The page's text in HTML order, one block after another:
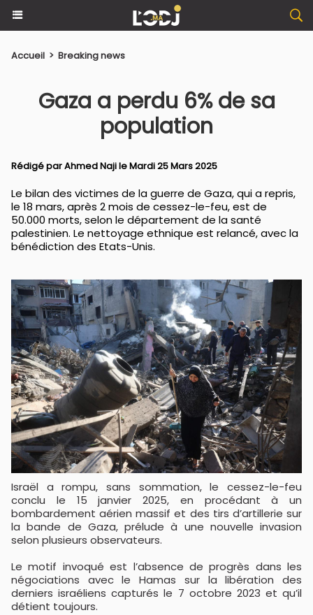
Accueil > Breaking news
Gaza a perdu 6% de sa
population
Rédigé parAhmed Najile Mardi 25 Mars 2025
Le bilan des victimes de la guerre de Gaza, qui a repris,
le 18 mars, après 2 mois de cessez-le-feu, est de
50.000 morts, selon le département de la santé
palestinien. Le nettoyage ethnique est relancé, avec la
bénédiction des Etats-Unis.
Israël a rompu, sans sommation, le cessez-le-feu
conclu le 15 janvier 2025, en procédant à un
bombardement aérien massif et des tirs d’artillerie sur
la bande de Gaza, prélude à une nouvelle invasion
selon plusieurs observateurs.
Le motif invoqué est l’absence de progrès dans les
négociations avec le Hamas sur la libération des
derniers israéliens capturés le 7 octobre 2023 et qu’il
détient toujours.